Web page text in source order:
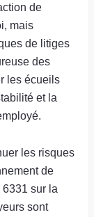
de
mais
de litiges
des
les écueils
et la
les risques
de
6331 sur la
sont